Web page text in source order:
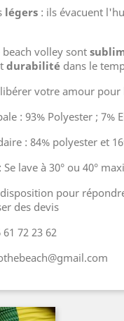
légers : ils évacuent
volley sont
durabilité dans le
votre amour pour
: 93% Polyester ; 7%
: 84% polyester et
lave à 30° ou 40°
pour
des devis
72 23 62